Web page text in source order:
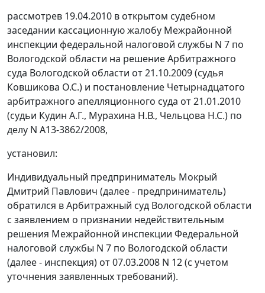
рассмотрев 19.04.2010 в открытом судебном
заседании кассационную жалобу Межрайонной
инспекции федеральной налоговой службы N 7 по
Вологодской области на решение Арбитражного
суда Вологодской области от 21.10.2009 (судья
Ковшикова О.С.) и постановление Четырнадцатого
арбитражного апелляционного суда от 21.01.2010
(судьи Кудин А.Г., Мурахина Н.В., Чельцова Н.С.) по
делу N А13-3862/2008,
установил:
Индивидуальный предприниматель Мокрый
Дмитрий Павлович (далее - предприниматель)
обратился в Арбитражный суд Вологодской области
с заявлением о признании недействительным
решения Межрайонной инспекции Федеральной
налоговой службы N 7 по Вологодской области
(далее - инспекция) от 07.03.2008 N 12 (с учетом
уточнения заявленных требований).